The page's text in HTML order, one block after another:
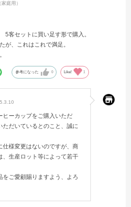
庭用）
客セットに買い足す形で購入。
が、これはこれで満足。
参考になった 0 Like! 1
ヒーカップをご購入いただ
ただいているとのこと、誠に
仕様変更はないのですが、商
、生産ロット等によって若干
をご愛顧賜りますよう、よろ